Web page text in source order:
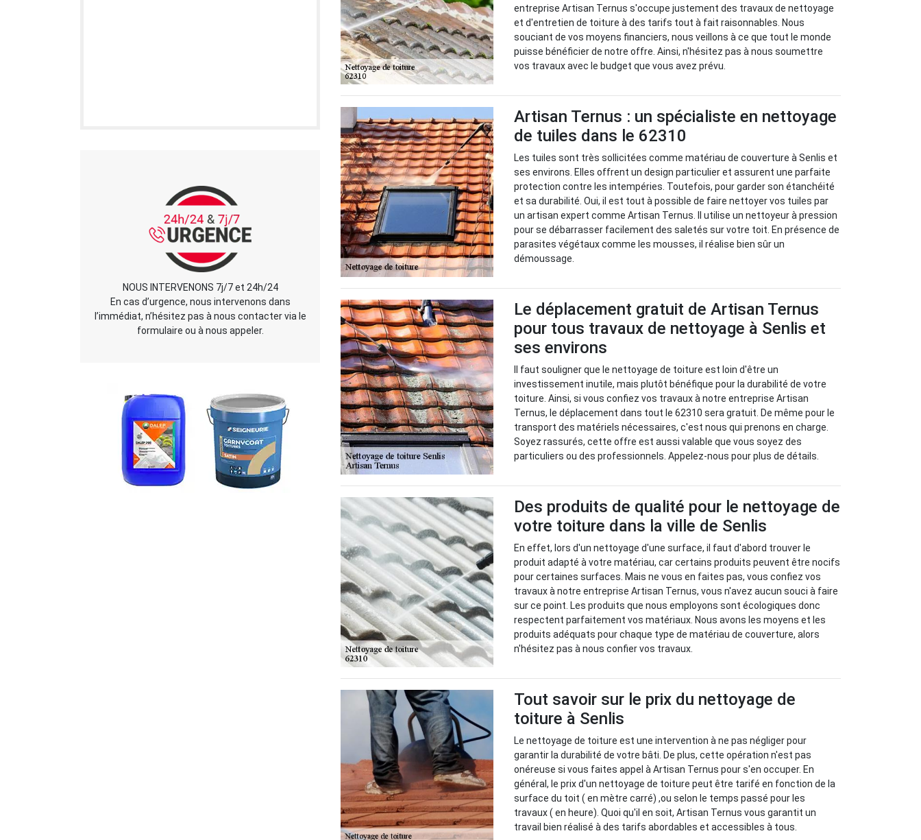
NOUS INTERVENONS 7j/7 et 24h/24
En cas d’urgence, nous intervenons dans
l’immédiat, n’hésitez pas à nous contacter via le
formulaire ou à nous appeler.
entreprise Artisan Ternus s'occupe justement des travaux de nettoyage
et d'entretien de toiture à des tarifs tout à fait raisonnables. Nous
souciant de vos moyens financiers, nous veillons à ce que tout le monde
puisse bénéficier de notre offre. Ainsi, n'hésitez pas à nous soumettre
vos travaux avec le budget que vous avez prévu.
Artisan Ternus : un spécialiste en nettoyage
de tuiles dans le 62310
Les tuiles sont très sollicitées comme matériau de couverture à Senlis et
ses environs. Elles offrent un design particulier et assurent une parfaite
protection contre les intempéries. Toutefois, pour garder son étanchéité
et sa durabilité. Oui, il est tout à possible de faire nettoyer vos tuiles par
un artisan expert comme Artisan Ternus. Il utilise un nettoyeur à pression
pour se débarrasser facilement des saletés sur votre toit. En présence de
parasites végétaux comme les mousses, il réalise bien sûr un
démoussage.
Le déplacement gratuit de Artisan Ternus
pour tous travaux de nettoyage à Senlis et
ses environs
Il faut souligner que le nettoyage de toiture est loin d'être un
investissement inutile, mais plutôt bénéfique pour la durabilité de votre
toiture. Ainsi, si vous confiez vos travaux à notre entreprise Artisan
Ternus, le déplacement dans tout le 62310 sera gratuit. De même pour le
transport des matériels nécessaires, c'est nous qui prenons en charge.
Soyez rassurés, cette offre est aussi valable que vous soyez des
particuliers ou des professionnels. Appelez-nous pour plus de détails.
Des produits de qualité pour le nettoyage de
votre toiture dans la ville de Senlis
En effet, lors d'un nettoyage d'une surface, il faut d'abord trouver le
produit adapté à votre matériau, car certains produits peuvent être nocifs
pour certaines surfaces. Mais ne vous en faites pas, vous confiez vos
travaux à notre entreprise Artisan Ternus, vous n'avez aucun souci à faire
sur ce point. Les produits que nous employons sont écologiques donc
respectent parfaitement vos matériaux. Nous avons les moyens et les
produits adéquats pour chaque type de matériau de couverture, alors
n'hésitez pas à nous confier vos travaux.
Tout savoir sur le prix du nettoyage de
toiture à Senlis
Le nettoyage de toiture est une intervention à ne pas négliger pour
garantir la durabilité de votre bâti. De plus, cette opération n'est pas
onéreuse si vous faites appel à Artisan Ternus pour s'en occuper. En
général, le prix d'un nettoyage de toiture peut être tarifé en fonction de la
surface du toit ( en mètre carré) ,ou selon le temps passé pour les
travaux ( en heure). Quoi qu'il en soit, Artisan Ternus vous garantit un
travail bien réalisé à des tarifs abordables et accessibles à tous.